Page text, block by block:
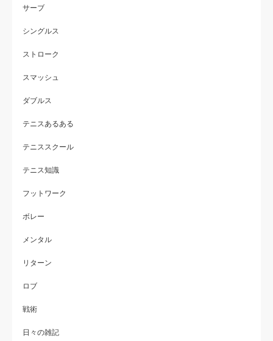
サーブ
シングルス
ストローク
スマッシュ
ダブルス
テニスあるある
テニススクール
テニス知識
フットワーク
ボレー
メンタル
リターン
ロブ
戦術
日々の雑記